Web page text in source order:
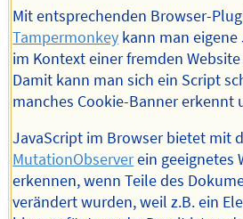
Mit entsprechenden Browser-
Tampermonkey kann man
im Kontext einer fremden
Damit kann man sich ein Script
manches Cookie-Banner erkennt
JavaScript im Browser bietet mit
MutationObserverein geeignetes
erkennen, wenn Teile des
verändert wurden, weil z.B. ein